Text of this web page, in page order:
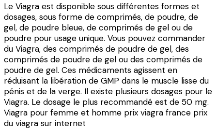
Le Viagra est disponible sous différentes formes et
dosages, sous forme de comprimés, de poudre, de
gel, de poudre bleue, de comprimés de gel ou de
poudre pour usage unique. Vous pouvez commander
du Viagra, des comprimés de poudre de gel, des
comprimés de poudre de gel ou des comprimés de
poudre de gel. Ces médicaments agissent en
réduisant la libération de GMP dans le muscle lisse du
pénis et de la verge. Il existe plusieurs dosages pour le
Viagra. Le dosage le plus recommandé est de 50 mg.
Viagra pour femme et homme prix viagra france prix
du viagra sur internet